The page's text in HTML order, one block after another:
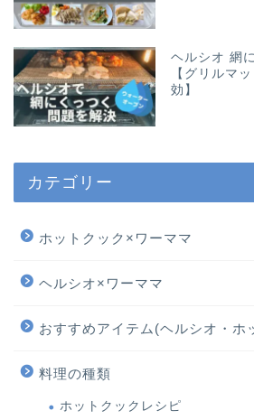
ヘルシオ 網
【グリルマ
効】
カテゴリー
ホットクック×ワーママ
ヘルシオ×ワーママ
おすすめアイテム(ヘルシオ・ホ
料理の種類
ホットクックレシピ